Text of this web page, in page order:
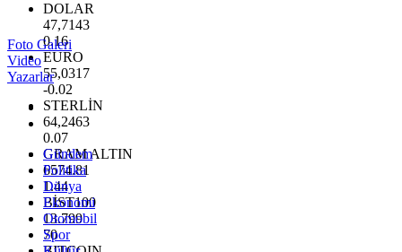
DOLAR
47,7143
0.16
EURO
55,0317
-0.02
STERLİN
64,2463
0.07
GRAM ALTIN
6574.81
1.44
BİST100
13.799
70
Foto Galeri
Video
Yazarlar
Gündem
Politika
Dünya
Ekonomi
Otomobil
Spor